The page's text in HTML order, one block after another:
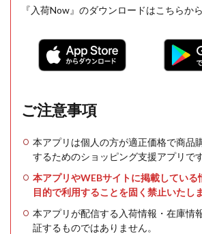
『入荷Now』のダウンロードはこちらから
ご注意事項
本アプリは個人の方が適正価格で商品
するためのショッピング支援アプリです
本アプリやWEBサイトに掲載している
目的で利用することを固く禁止いたしま
本アプリが配信する入荷情報・在庫情
証するものではありません。